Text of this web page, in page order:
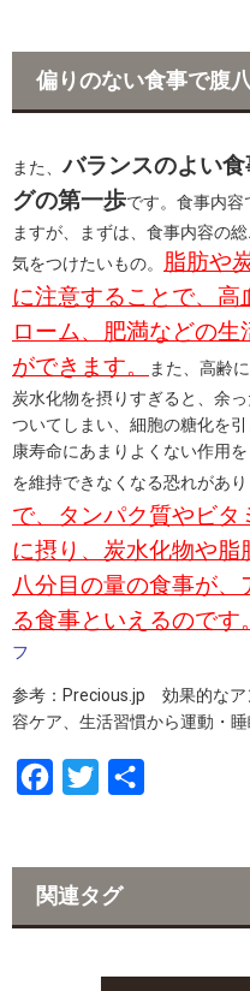
偏りのない食事で腹
また、バランスのよい
グの第一歩です。食事内容
ますが、まずは、食事内容の
気をつけたいもの。
脂肪や
に注意することで、高
ローム、肥満などの生
ができます。
また、高齢
炭水化物を摂りすぎると、余
ついてしまい、細胞の糖化を
康寿命にあまりよくない作用
を維持できなくなる恐れがあ
で、タンパク質やビ
に摂り、炭水化物や
八分目の量の食事が
る食事といえるのです。
フ
参考：Precious.jp 効果的なア
容ケア、生活習慣から運動・
e
b
t
関連タグ